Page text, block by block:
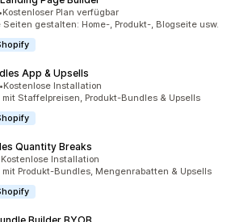
insgesamt
•Kostenloser Plan verfügbar
Seiten gestalten: Home-, Produkt-, Blogseite usw.
App & Upsells
insgesamt
•Kostenlose Installation
Staffelpreisen, Produkt-Bundles & Upsells
Quantity Breaks
insgesamt
Kostenlose Installation
Produkt-Bundles, Mengenrabatten & Upsells